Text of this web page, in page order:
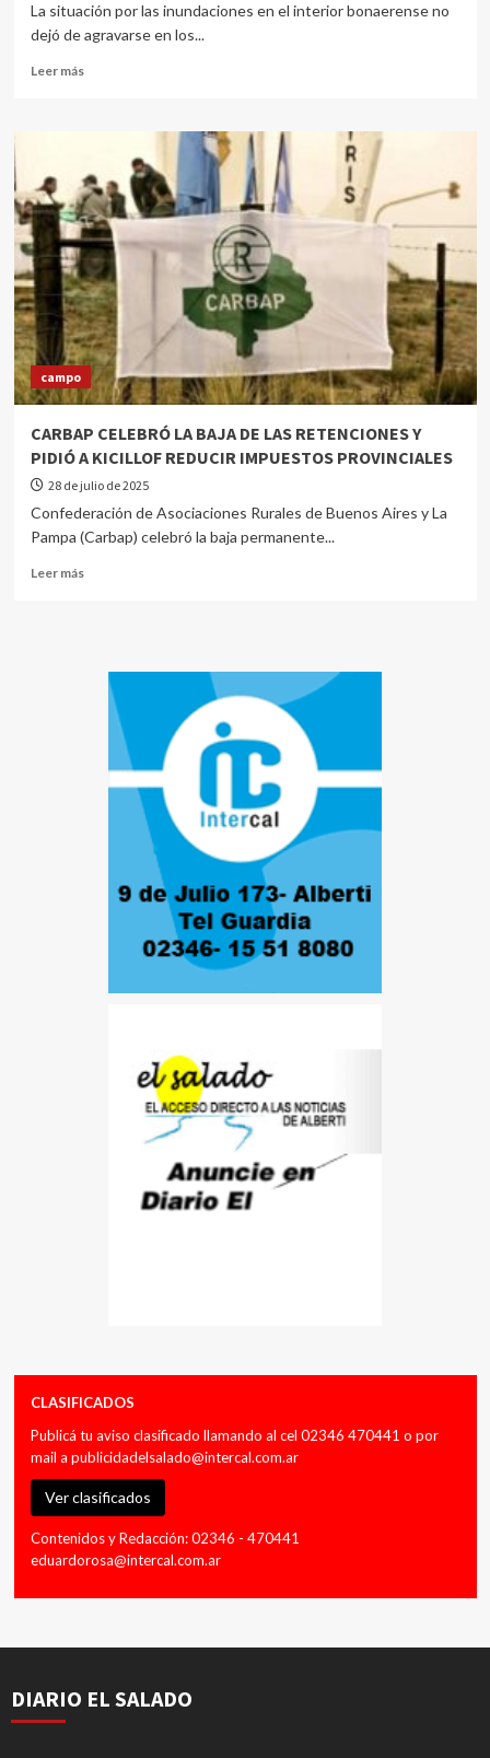
La situación por las inundaciones en el interior bonaerense no
dejó de agravarse en los...
Leer más
campo
CARBAP CELEBRÓ LA BAJA DE LAS RETENCIONES Y
PIDIÓ A KICILLOF REDUCIR IMPUESTOS PROVINCIALES
28 de julio de 2025
Confederación de Asociaciones Rurales de Buenos Aires y La
Pampa (Carbap) celebró la baja permanente...
Leer más
CLASIFICADOS
Publicá tu aviso clasificado llamando al cel 02346 470441 o por
mail a publicidadelsalado@intercal.com.ar
Ver clasificados
Contenidos y Redacción: 02346 - 470441
eduardorosa@intercal.com.ar
DIARIO EL SALADO